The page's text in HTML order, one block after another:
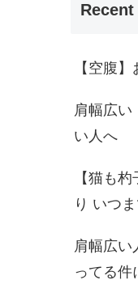
【空腹
肩幅広い
い人へ
【猫も
り いつ
肩幅広
ってる件